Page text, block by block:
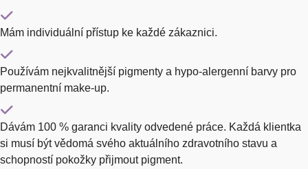
Mám individuální přístup ke každé zákaznici.
Používám nejkvalitnější pigmenty a hypo-alergenní barvy pro
permanentní make-up.
Dávám 100 % garanci kvality odvedené práce. Každá klientka
si musí být vědomá svého aktuálního zdravotního stavu a
schopností pokožky přijmout pigment.